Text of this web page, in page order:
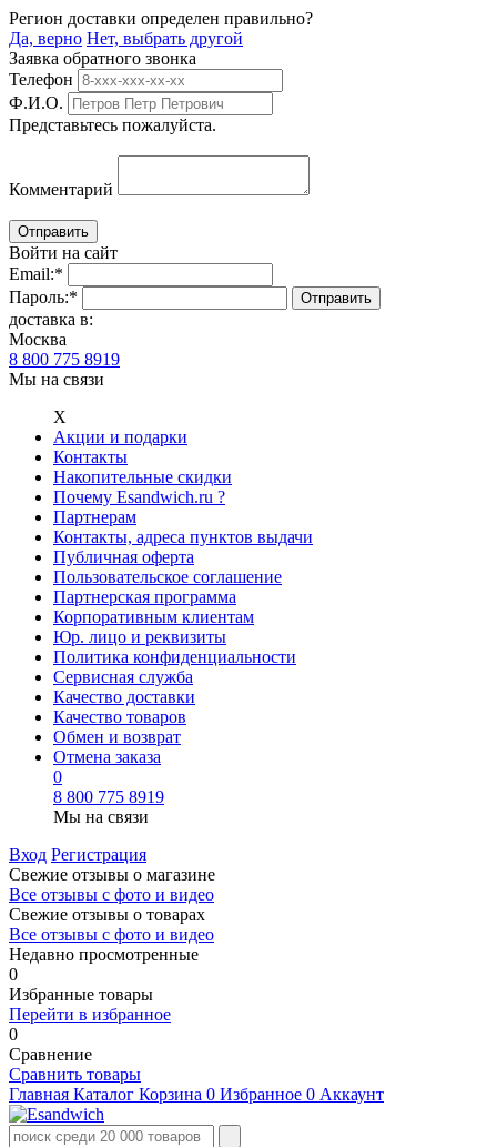
Регион доставки определен правильно?
Да, верно Нет, выбрать другой
Заявка обратного звонка
Телефон
Ф.И.О.
Представьтесь пожалуйста.
Комментарий
Войти на сайт
Email:*
Пароль:*
доставка в:
Москва
8 800 775 8919
Мы на связи
Х
Акции и подарки
Контакты
Накопительные скидки
Почему Esandwich.ru ?
Партнерам
Контакты, адреса пунктов выдачи
Публичная оферта
Пользовательское соглашение
Партнерская программа
Корпоративным клиентам
Юр. лицо и реквизиты
Политика конфиденциальности
Сервисная служба
Качество доставки
Качество товаров
Обмен и возврат
Отмена заказа
0
8 800 775 8919
Мы на связи
Вход Регистрация
Свежие отзывы о магазине
Все отзывы с фото и видео
Свежие отзывы о товарах
Все отзывы c фото и видео
Недавно просмотренные
0
Избранные товары
Перейти в избранное
0
Сравнение
Сравнить товары
Главная Каталог Корзина 0 Избранное 0 Аккаунт